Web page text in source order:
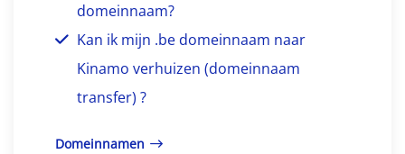
domeinnaam?
Kan ik mijn .be domeinnaam naar
Kinamo verhuizen (domeinnaam
transfer) ?
Domeinnamen